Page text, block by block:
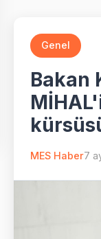
Genel
Bakan
MES Haber7